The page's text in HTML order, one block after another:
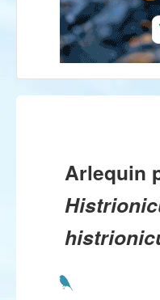
Arlequin